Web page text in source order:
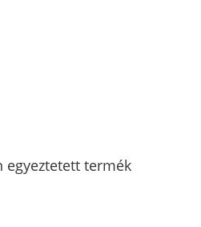
egyeztetett termék